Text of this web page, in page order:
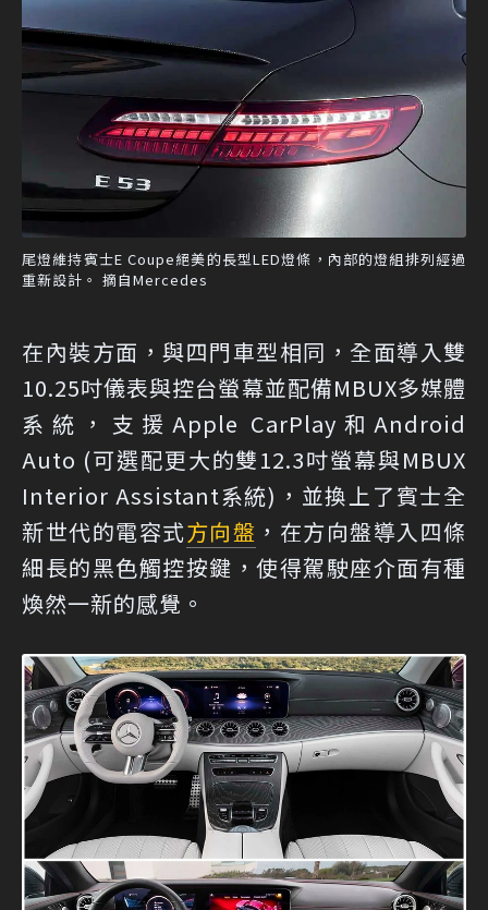
尾燈維持賓士E Coupe絕美的長型LED燈條，內部的燈組排列經過
重新設計。 摘自Mercedes
在內裝方面，與四門車型相同，全面導入雙
10.25吋儀表與控台螢幕並配備MBUX多媒體
系統，支援Apple CarPlay和Android
Auto (可選配更大的雙12.3吋螢幕與MBUX
Interior Assistant系統)，並換上了賓士全
新世代的電容式方向盤 ，在方向盤導入四條
細長的黑色觸控按鍵，使得駕駛座介面有種
煥然一新的感覺。